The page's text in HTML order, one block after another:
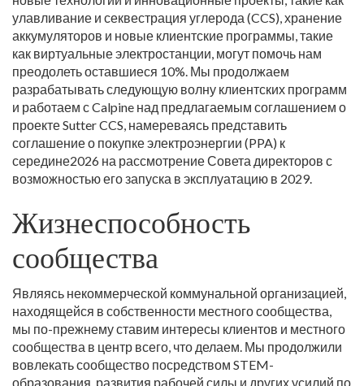
улавливание и секвестрация углерода (CCS), хранение
аккумуляторов и новые клиентские программы, такие
как виртуальные электростанции, могут помочь нам
преодолеть оставшиеся 10%. Мы продолжаем
разрабатывать следующую волну клиентских программ
и работаем с Calpine над предлагаемым соглашением о
проекте Sutter CCS, намереваясь представить
соглашение о покупке электроэнергии (PPA) к
середине2026 на рассмотрение Совета директоров с
возможностью его запуска в эксплуатацию в 2029.
Жизнеспособность
сообщества
Являясь некоммерческой коммунальной организацией,
находящейся в собственности местного сообщества,
мы по-прежнему ставим интересы клиентов и местного
сообщества в центр всего, что делаем. Мы продолжили
вовлекать сообщество посредством STEM-
образования, развития рабочей силы и других усилий по